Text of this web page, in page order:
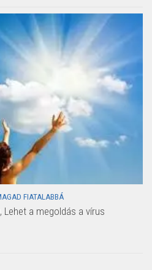
FIATALABBÁ
Lehet a megoldás a vírus